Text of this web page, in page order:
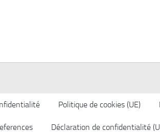
Politique de cookies (UE)
Déclaration de confidentialité